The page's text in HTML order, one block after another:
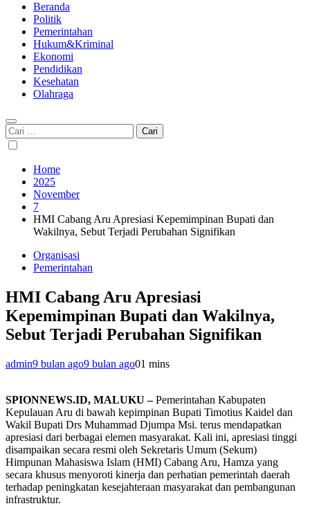
Beranda
Politik
Pemerintahan
Hukum&Kriminal
Ekonomi
Pendidikan
Kesehatan
Olahraga
Cari
untuk:
Home
2025
November
7
HMI Cabang Aru Apresiasi Kepemimpinan Bupati dan
Wakilnya, Sebut Terjadi Perubahan Signifikan
Organisasi
Pemerintahan
HMI Cabang Aru Apresiasi
Kepemimpinan Bupati dan Wakilnya,
Sebut Terjadi Perubahan Signifikan
admin9 bulan ago9 bulan ago01 mins
SPIONNEWS.ID, MALUKU –Pemerintahan Kabupaten
Kepulauan Aru di bawah kepimpinan Bupati Timotius Kaidel dan
Wakil Bupati Drs Muhammad Djumpa Msi. terus mendapatkan
apresiasi dari berbagai elemen masyarakat. Kali ini, apresiasi tinggi
disampaikan secara resmi oleh Sekretaris Umum (Sekum)
Himpunan Mahasiswa Islam (HMI) Cabang Aru, Hamza yang
secara khusus menyoroti kinerja dan perhatian pemerintah daerah
terhadap peningkatan kesejahteraan masyarakat dan pembangunan
infrastruktur.